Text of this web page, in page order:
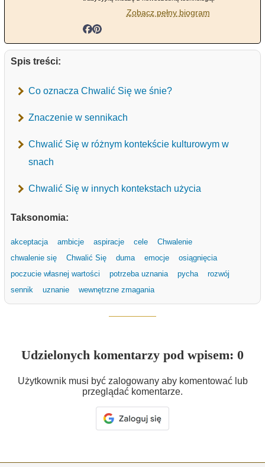
Zobacz pełny biogram
Spis treści:
Co oznacza Chwalić Się we śnie?
Znaczenie w sennikach
Chwalić Się w różnym kontekście kulturowym w
snach
Chwalić Się w innych kontekstach użycia
Taksonomia:
akceptacja ambicje aspiracje cele
Chwalenie
chwalenie się
Chwalić Się duma emocje
osiągnięcia
poczucie własnej wartości
potrzeba uznania pycha
rozwój
sennik
uznanie wewnętrzne zmagania
Udzielonych komentarzy pod wpisem: 0
Użytkownik musi być zalogowany aby komentować lub
przeglądać komentarze.